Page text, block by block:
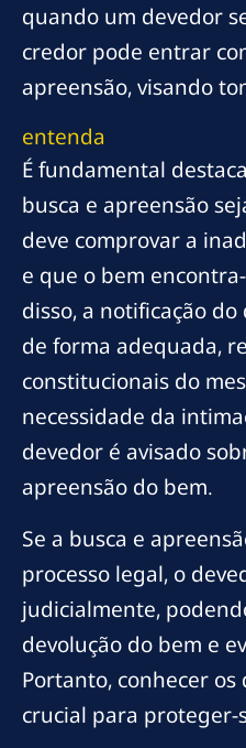
quando um devedor
credor pode entrar
apreensão, visando
entenda
É fundamental
busca e apreensão
deve comprovar a
e que o bem
disso, a notificação
de forma adequada,
constitucionais do
necessidade da
devedor é avisado
apreensão do bem.
Se a busca e
processo legal, o
judicialmente,
devolução do bem e
Portanto, conhecer
crucial para